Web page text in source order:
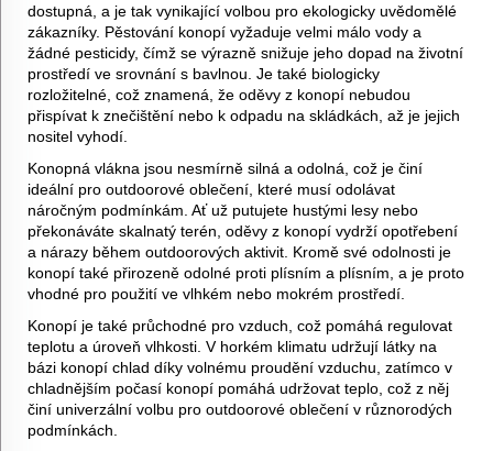
dostupná, a je tak vynikající volbou pro ekologicky uvědomělé
zákazníky. Pěstování konopí vyžaduje velmi málo vody a
žádné pesticidy, čímž se výrazně snižuje jeho dopad na životní
prostředí ve srovnání s bavlnou. Je také biologicky
rozložitelné, což znamená, že oděvy z konopí nebudou
přispívat k znečištění nebo k odpadu na skládkách, až je jejich
nositel vyhodí.
Konopná vlákna jsou nesmírně silná a odolná, což je činí
ideální pro outdoorové oblečení, které musí odolávat
náročným podmínkám. Ať už putujete hustými lesy nebo
překonáváte skalnatý terén, oděvy z konopí vydrží opotřebení
a nárazy během outdoorových aktivit. Kromě své odolnosti je
konopí také přirozeně odolné proti plísním a plísním, a je proto
vhodné pro použití ve vlhkém nebo mokrém prostředí.
Konopí je také průchodné pro vzduch, což pomáhá regulovat
teplotu a úroveň vlhkosti. V horkém klimatu udržují látky na
bázi konopí chlad díky volnému proudění vzduchu, zatímco v
chladnějším počasí konopí pomáhá udržovat teplo, což z něj
činí univerzální volbu pro outdoorové oblečení v různorodých
podmínkách.